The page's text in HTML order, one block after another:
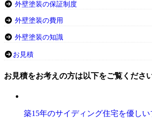
外壁塗装の保証制度
外壁塗装の費用
外壁塗装の知識
お見積
お見積をお考えの方は以下をご覧くださ
築15年のサイディング住宅を優し